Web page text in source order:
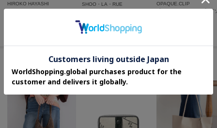
HIROKO HAYASHI
SHOO・LA・RUE
¥
OPAQUE.CLIP
セールアイテムからのおすすめ